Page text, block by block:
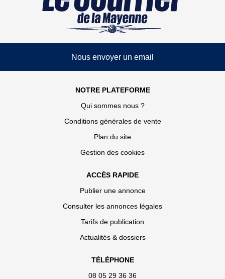
Nous envoyer un email
NOTRE PLATEFORME
Qui sommes nous ?
Conditions générales de vente
Plan du site
Gestion des cookies
ACCÈS RAPIDE
Publier une annonce
Consulter les annonces légales
Tarifs de publication
Actualités & dossiers
TÉLÉPHONE
08 05 29 36 36